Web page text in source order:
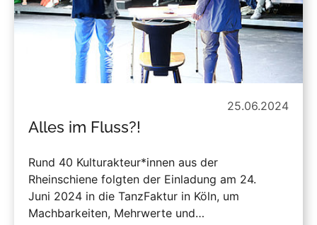
25.06.2024
Alles im Fluss?!
Rund 40 Kulturakteur*innen aus der
Rheinschiene folgten der Einladung am 24.
Juni 2024 in die TanzFaktur in Köln, um
Machbarkeiten, Mehrwerte und…